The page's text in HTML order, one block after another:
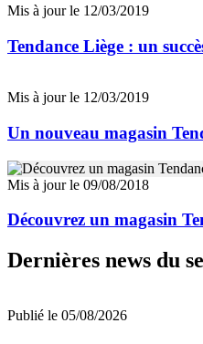
Mis à jour le 12/03/2019
Tendance Liège : un
Mis à jour le 12/03/2019
Un nouveau magasin
Mis à jour le 09/08/2018
Découvrez un magasin
Dernières news du
Publié le 05/08/2026